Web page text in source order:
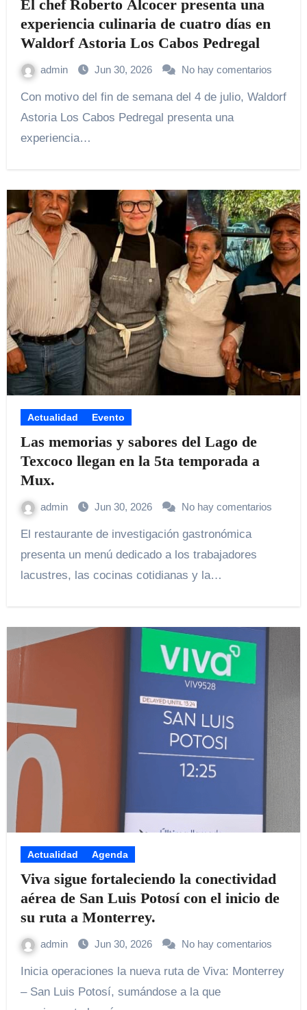
El chef Roberto Alcocer presenta una
experiencia culinaria de cuatro días en
Waldorf Astoria Los Cabos Pedregal
admin Jun 30, 2026 No hay comentarios
Con motivo del fin de semana del 4 de julio, Waldorf
Astoria Los Cabos Pedregal presenta una
experiencia…
Actualidad Evento
Las memorias y sabores del Lago de
Texcoco llegan en la 5ta temporada a
Mux.
admin Jun 30, 2026 No hay comentarios
El restaurante de investigación gastronómica
presenta un menú dedicado a los trabajadores
lacustres, las cocinas cotidianas y la…
Actualidad Agenda
Viva sigue fortaleciendo la conectividad
aérea de San Luis Potosí con el inicio de
su ruta a Monterrey.
admin Jun 30, 2026 No hay comentarios
Inicia operaciones la nueva ruta de Viva: Monterrey
– San Luis Potosí, sumándose a la que